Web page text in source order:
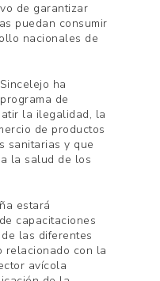
de garantizar
puedan consumir
nacionales de
ha
de
la ilegalidad, la
de productos
sanitarias y que
la salud de los
estará
capacitaciones
las diferentes
relacionado con la
avícola